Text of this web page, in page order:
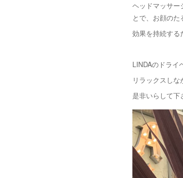
ヘッドマッサー
とで、お顔のた
効果を持続する
LINDAのドライ
リラックスし
是非いらして下